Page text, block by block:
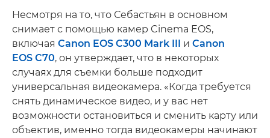
Несмотря на то, что Себастьян в основном
снимает с помощью камер Cinema EOS,
включая Canon EOS C300 Mark III и Canon
EOS C70, он утверждает, что в некоторых
случаях для съемки больше подходит
универсальная видеокамера. «Когда требуется
снять динамическое видео, и у вас нет
возможности остановиться и сменить карту или
объектив, именно тогда видеокамеры начинают